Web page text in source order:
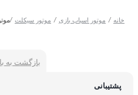
خانه / موتور اسباب بازی / موتور سیکلت /
بازگشت به
پشتیبانی